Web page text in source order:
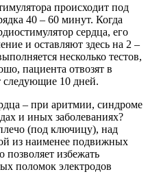
происходит под
40 – 60 минут. Когда
сердца, его
и оставляют здесь на 2 –
несколько тестов,
пациента отвозят в
следующие 10 дней.
– при аритмии, синдроме
и иных заболеваниях?
(под ключицу), над
из наименее подвижных
позволяет избежать
поломок электродов